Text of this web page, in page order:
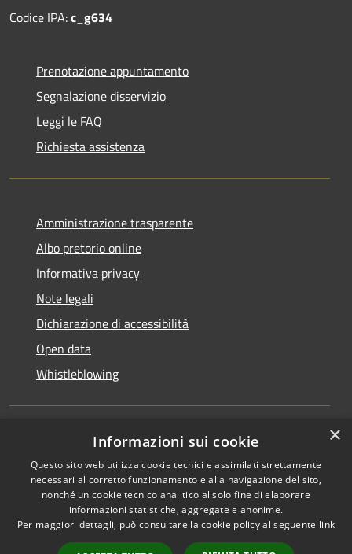
Codice IPA:c_g634
Prenotazione appuntamento
Segnalazione disservizio
Leggi le FAQ
Richiesta assistenza
Amministrazione trasparente
Albo pretorio online
Informativa privacy
Note legali
Dichiarazione di accessibilità
Open data
Whistleblowing
Accessibilità
Privacy
Mappa del sito
Area Riservata
Pieve Emanuele • Powered by
Municipium•Accesso
redazione
×
Informazioni sui cookie
Questo sito web utilizza cookie tecnici e assimilati strettamente
necessari al corretto funzionamento e alla navigazione del sito,
nonché un cookie tecnico analitico al solo fine di elaborare
informazioni statistiche, aggregate e anonime.
Per maggiori dettagli, può consultare la cookie policy al seguente link